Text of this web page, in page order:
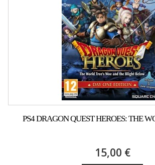
PS4 DRAGON QUEST HEROES: THE
15,00 €